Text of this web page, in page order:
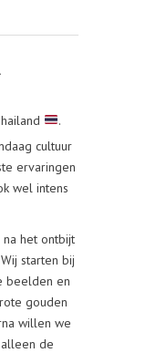
.
cultuur
ervaringen
wel intens
het ontbijt
starten bij
beelden en
gouden
willen we
de